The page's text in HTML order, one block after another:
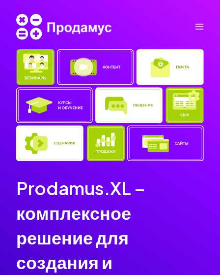
содержимому
Prodamus.XL –
комплексное
решение для
создания и